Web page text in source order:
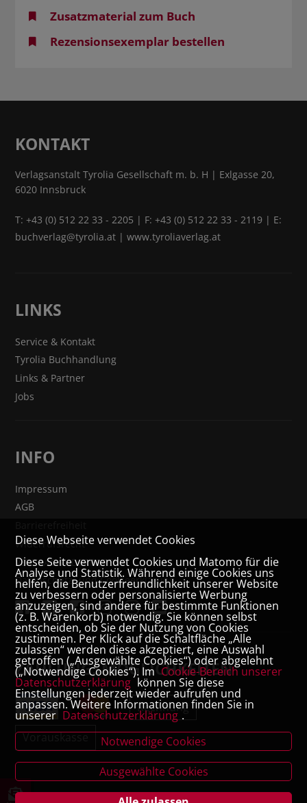
Zusatzmaterial zum Buch
Rezensionsexemplar bestellen
KONTAKT
Verlagsanstalt Tyrolia Gesellschaft m. b. H | Exlgasse 20,
6020 Innsbruck
T:+43 (0) 512 22 33 - 2205 | F: +43 (0) 512 22 33 - 2119 | E:
buchverlag@tyrolia.at |www.tyroliaverlag.at
LINKS
Service & Kontakt
Tyrolia Buchhandlung
Links & Partner
Jobs
INFO
Impressum
AGB
Widerrufsrecht
VERTRAG WIDERRUFEN
Datenschutz- und Cookieerklärung
ZAHLUNGSMÖGLICHKEITEN
Rechnung
Vorauskasse
Diese Webseite verwendet Cookies
Diese Seite verwendet Cookies und Matomo für die
Analyse und Statistik. Während einige Cookies uns
helfen, die Benutzerfreundlichkeit unserer Website
zu verbessern oder personalisierte Werbung
anzuzeigen, sind andere für bestimmte Funktionen
(z. B. Warenkorb) notwendig. Sie können selbst
entscheiden, ob Sie der Nutzung von Cookies
zustimmen. Per Klick auf die Schaltfläche „Alle
zulassen“ werden diese akzeptiert, eine Auswahl
getroffen („Ausgewählte Cookies“) oder abgelehnt
(„Notwendige Cookies“). Im Cookie-Bereich unserer
Datenschutzerklärung können Sie diese
Einstellungen jederzeit wieder aufrufen und
anpassen. Weitere Informationen finden Sie in
unserer Datenschutzerklärung .
Notwendige Cookies
Ausgewählte Cookies